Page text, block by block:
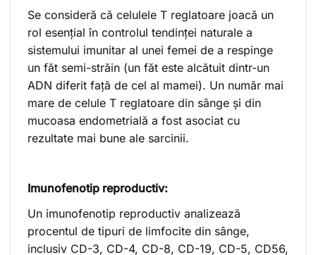
Se consideră că celulele T reglatoare joacă un
rol esențial în controlul tendinței naturale a
sistemului imunitar al unei femei de a respinge
un făt semi-străin (un făt este alcătuit dintr-un
ADN diferit față de cel al mamei). Un număr mai
mare de celule T reglatoare din sânge și din
mucoasa endometrială a fost asociat cu
rezultate mai bune ale sarcinii.
Imunofenotip reproductiv:
Un imunofenotip reproductiv analizează
procentul de tipuri de limfocite din sânge,
inclusiv CD-3, CD-4, CD-8, CD-19, CD-5, CD56,